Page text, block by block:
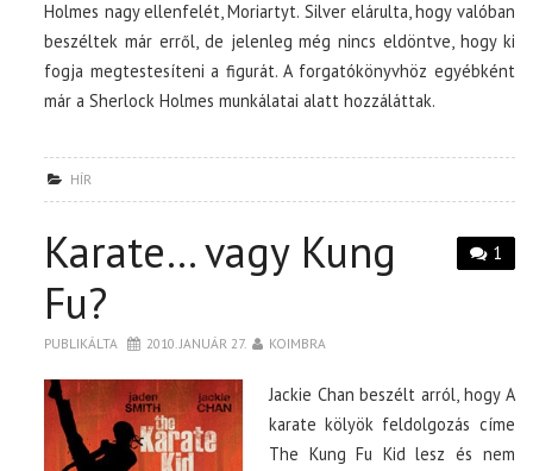
Holmes nagy ellenfelét, Moriartyt. Silver elárulta, hogy valóban
beszéltek már erről, de jelenleg még nincs eldöntve, hogy ki
fogja megtestesíteni a figurát. A forgatókönyvhöz egyébként
már a Sherlock Holmes munkálatai alatt hozzáláttak.
HÍR
1
Karate… vagy Kung
Fu?
PUBLIKÁLTA 2010. JANUÁR 27. KOIMBRA
Jackie Chan beszélt arról, hogy A
karate kölyök feldolgozás címe
The Kung Fu Kid lesz és nem